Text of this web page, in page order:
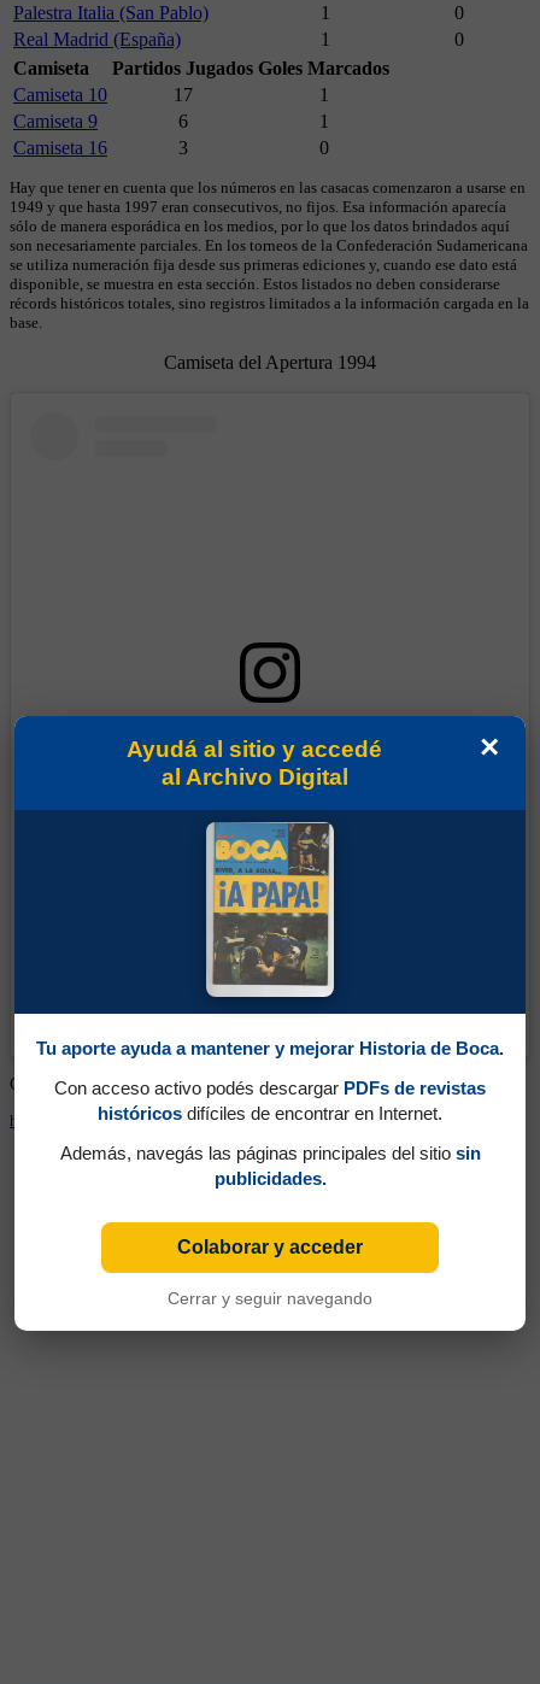
Palestra Italia (San Pablo)
1
0
Real Madrid (España)
1
0
Camiseta
Partidos Jugados Goles Marcados
Camiseta 10
17
1
Camiseta 9
6
1
Camiseta 16
3 0
Hay que tener en cuenta que los números en las casacas comenzaron a usarse en
1949 y que hasta 1997 eran consecutivos, no fijos. Esa información aparecía
sólo de manera esporádica en los medios, por lo que los datos brindados aquí
son necesariamente parciales. En los torneos de la Confederación Sudamericana
se utiliza numeración fija desde sus primeras ediciones y, cuando ese dato está
disponible, se muestra en esta sección. Estos listados no deben considerarse
récords históricos totales, sino registros limitados a la información cargada en la
base.
Camiseta del Apertura 1994
Ver esta publicación en Instagram
Una publicación compartida de Cabeza de Boca (@cabezadeboca)
Camiseta usada en el Torneo Apertura 1994 por Alberto Márcico
https://www.instagram.com/cabezadeboca
×
Ayudá al sitio y accedé
al Archivo Digital
Tu aporte ayuda a mantener y mejorar Historia de Boca.
Con acceso activo podés descargar PDFs de revistas
históricos difíciles de encontrar en Internet.
Además, navegás las páginas principales del sitio sin
publicidades.
Colaborar y acceder
Cerrar y seguir navegando